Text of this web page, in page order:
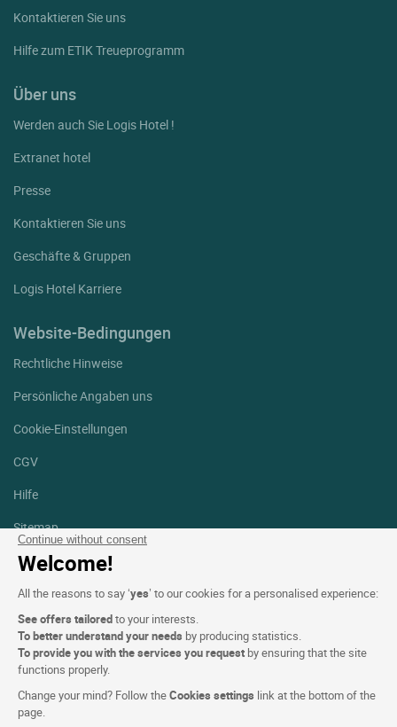
Continue without consent
Welcome!
All the reasons to say ‘yes’ to our cookies for a personalised experience:
See offers tailoredto your interests.
To better understand your needs by producing statistics.
To provide you with the services you request by ensuring that the site
functions properly.
Change your mind? Follow theCookies settings link at the bottom of the
page.
Kontaktieren Sie uns
Hilfe zum ETIK Treueprogramm
Über uns
Werden auch Sie Logis Hotel !
Extranet hotel
Presse
Kontaktieren Sie uns
Geschäfte & Gruppen
Logis Hotel Karriere
Website-Bedingungen
Rechtliche Hinweise
Persönliche Angaben uns
Cookie-Einstellungen
CGV
Hilfe
Sitemap
Fotodanksagungen
Folgen Sie uns
Facebook
Linkedin